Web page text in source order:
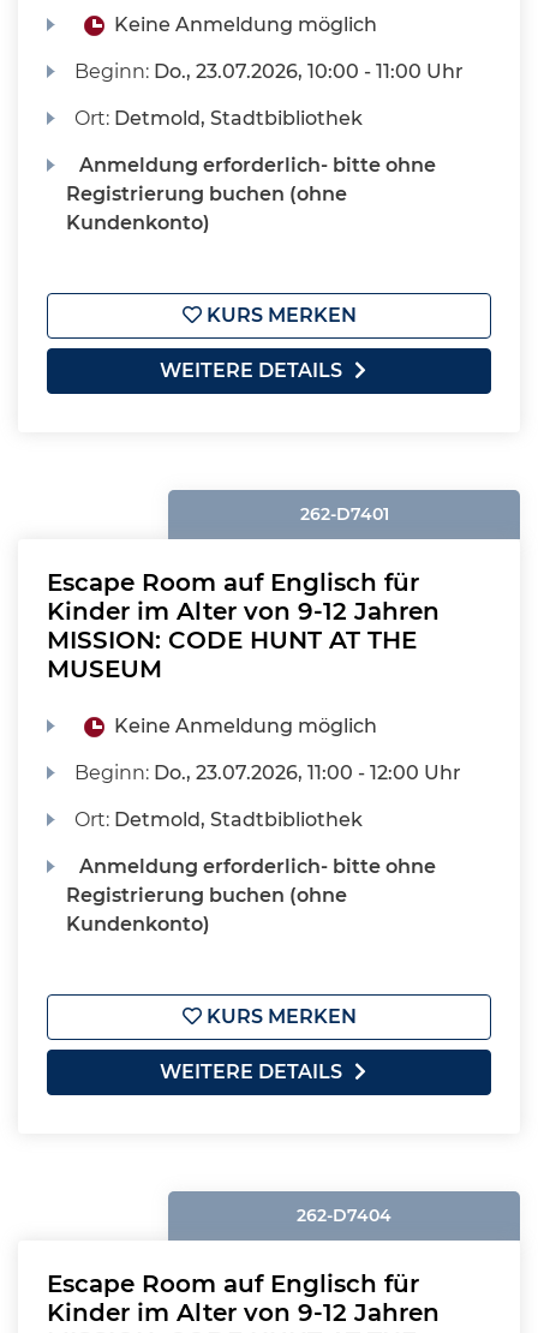
Keine Anmeldung möglich
Beginn: Do., 23.07.2026, 10:00 - 11:00 Uhr
Ort: Detmold, Stadtbibliothek
Anmeldung erforderlich- bitte ohne
Registrierung buchen (ohne
Kundenkonto)
KURS MERKEN
WEITERE DETAILS
262-D7401
Escape Room auf Englisch für
Kinder im Alter von 9-12 Jahren
MISSION: CODE HUNT AT THE
MUSEUM
Keine Anmeldung möglich
Beginn: Do., 23.07.2026, 11:00 - 12:00 Uhr
Ort: Detmold, Stadtbibliothek
Anmeldung erforderlich- bitte ohne
Registrierung buchen (ohne
Kundenkonto)
KURS MERKEN
WEITERE DETAILS
262-D7404
Escape Room auf Englisch für
Kinder im Alter von 9-12 Jahren